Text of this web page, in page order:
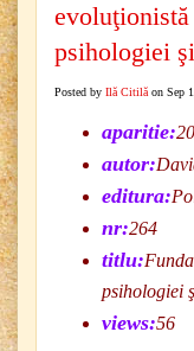
psihologiei
Posted by Ilă Citilă on Sep
aparitie:
autor:
editura:
nr:264
titlu:
psihologiei
views:56